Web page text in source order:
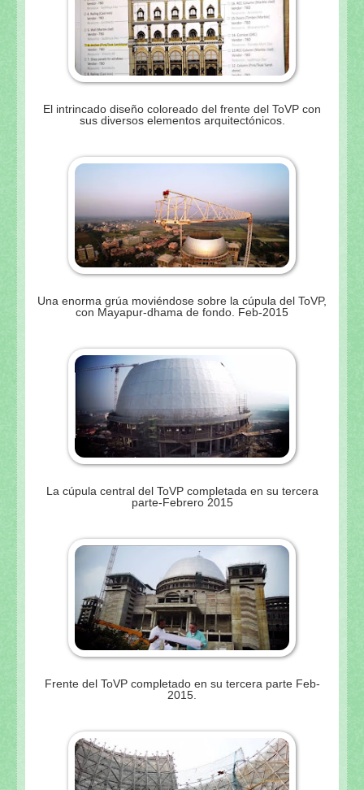
El intrincado diseño coloreado del frente del ToVP con
sus diversos elementos arquitectónicos.
Una enorma grúa moviéndose sobre la cúpula del ToVP,
con Mayapur-dhama de fondo. Feb-2015
La cúpula central del ToVP completada en su tercera
parte-Febrero 2015
Frente del ToVP completado en su tercera parte Feb-
2015.